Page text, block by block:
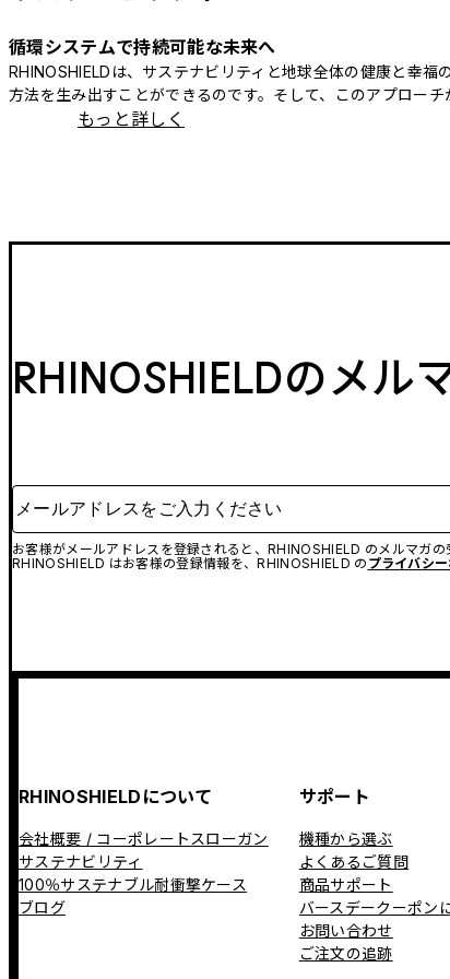
循環システムで持続可能な未来へ
RHINOSHIELDは、サステナビリティと地球全体の健康と幸
方法を生み出すことができるのです。そして、このアプロー
もっと詳しく
RHINOSHIELDのメル
メールアドレスをご入力ください
お客様がメールアドレスを登録されると、RHINOSHIELD のメルマガの
RHINOSHIELD はお客様の登録情報を、RHINOSHIELD の プライバシ
RHINOSHIELDについて
会社概要 / コーポレートスローガン
サステナビリティ
100％サステナブル耐衝撃ケース
ブログ
サポート
機種から選ぶ
よくあるご質問
商品サポート
バースデークーポン
お問い合わせ
ご注文の追跡